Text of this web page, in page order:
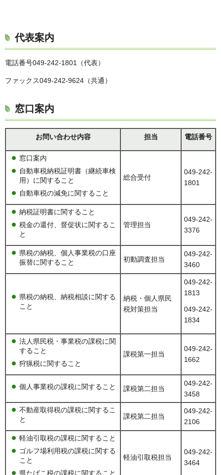
代表案内
電話番号049-242-1801（代表）
ファックス049-242-9624（共通）
窓口案内
お問い合わせ内容 担当 電話番号
窓口案内
自動車税納税証明書（継続車検
用）に関すること
自動車税の減免に関すること
総合受付
049-242-
1801
納税証明書に関すること
税金の還付、督促状に関するこ
と
管理担当
049-242-
3376
県税の納税、個人事業税の口座
振替に関すること
初動調査担当
049-242-
3460
県税の納税、納税相談に関する
こと
納税・個人県民
税対策担当
049-242-
1813
049-242-
1834
法人県民税・事業税の課税に関
すること
狩猟税に関すること
課税第一担当
049-242-
1662
個人事業税の課税に関すること 課税第二担当
049-242-
3458
不動産取得税の課税に関するこ
と
課税第二担当
049-242-
2106
軽油引取税の課税に関すること
ゴルフ場利用税の課税に関する
こと
県たばこ税の課税に関すること
軽油引取税担当
049-242-
3464